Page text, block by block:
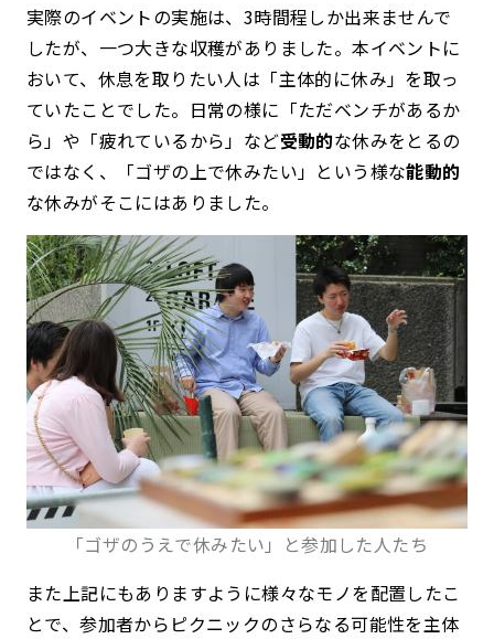
実際のイベントの実施は、3時間程しか出来ませんで
したが、一つ大きな収穫がありました。本イベントに
おいて、休息を取りたい人は「主体的に休み」を取っ
ていたことでした。 日常の様に「ただベンチがあるか
ら」や「疲れているから」など受動的な休みをとるの
ではなく、「ゴザの上で休みたい」という様な能動的
な休みがそこにはありました。
「ゴザのうえで休みたい」と参加した人たち
また上記にもありますように様々なモノを配置したこ
とで、参加者からピクニックのさらなる可能性を主体